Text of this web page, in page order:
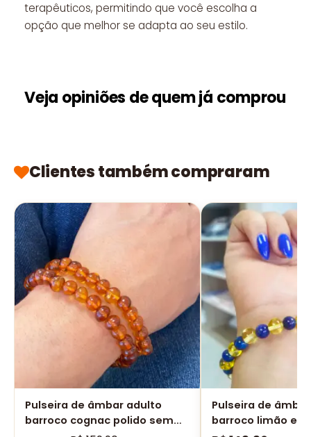
terapêuticos, permitindo que você escolha a
opção que melhor se adapta ao seu estilo.
Veja opiniões de quem já comprou
Clientes também compraram
Pulseira de âmbar adulto
barroco cognac polido sem
Pulseira de
barroco limão e